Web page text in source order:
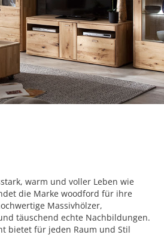
warm und voller Leben wie
die Marke woodford für ihre
Massivhölzer,
täuschend echte Nachbildungen.
bietet für jeden Raum und Stil